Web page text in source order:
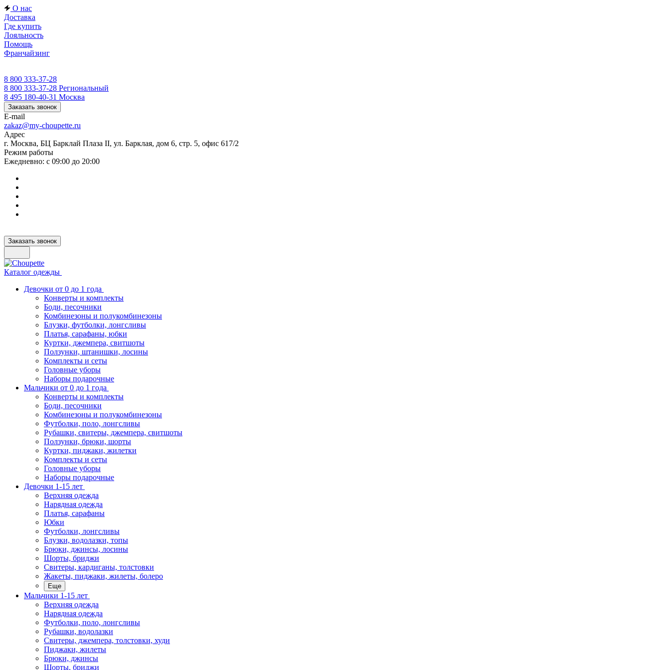
О нас
Доставка
Где купить
Лояльность
Помощь
Франчайзинг
8 800 333-37-28
8 800 333-37-28 Региональный
8 495 180-40-31 Москва
Заказать звонок
E-mail
zakaz@my-choupette.ru
Адрес
г. Москва, БЦ Барклай Плаза II, ул. Барклая, дом 6, стр. 5, офис 617/2
Режим работы
Ежедневно: с 09:00 до 20:00
Заказать звонок
Каталог одежды
Девочки от 0 до 1 года
Конверты и комплекты
Боди, песочники
Комбинезоны и полукомбинезоны
Блузки, футболки, лонгсливы
Платья, сарафаны, юбки
Куртки, джемпера, свитшоты
Ползунки, штанишки, лосины
Комплекты и сеты
Головные уборы
Наборы подарочные
Мальчики от 0 до 1 года
Конверты и комплекты
Боди, песочники
Комбинезоны и полукомбинезоны
Футболки, поло, лонгсливы
Рубашки, свитеры, джемпера, свитшоты
Ползунки, брюки, шорты
Куртки, пиджаки, жилетки
Комплекты и сеты
Головные уборы
Наборы подарочные
Девочки 1-15 лет
Верхняя одежда
Нарядная одежда
Платья, сарафаны
Юбки
Футболки, лонгсливы
Блузки, водолазки, топы
Брюки, джинсы, лосины
Шорты, бриджи
Свитеры, кардиганы, толстовки
Жакеты, пиджаки, жилеты, болеро
Еще
Мальчики 1-15 лет
Верхняя одежда
Нарядная одежда
Футболки, поло, лонгсливы
Рубашки, водолазки
Свитеры, джемпера, толстовки, худи
Пиджаки, жилеты
Брюки, джинсы
Шорты, бриджи